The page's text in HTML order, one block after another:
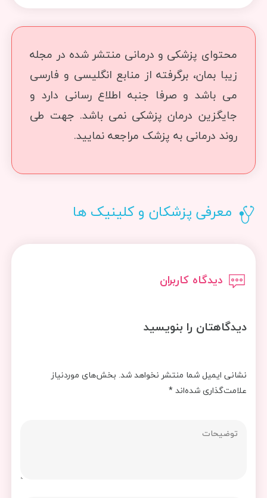
محتوای پزشکی و درمانی منتشر شده در مجله
زیبا بمان، برگرفته از منابع انگلیسی و فارسی
می باشد و صرفا جنبه اطلاع رسانی دارد و
جایگزین درمان پزشکی نمی باشد. جهت طی
روند درمانی به پزشک مراجعه نمایید.
معرفی پزشکان و کلینیک ها
دیدگاه کاربران
دیدگاهتان را بنویسید
نشانی ایمیل شما منتشر نخواهد شد. بخش‌های موردنیاز
علامت‌گذاری شده‌اند*